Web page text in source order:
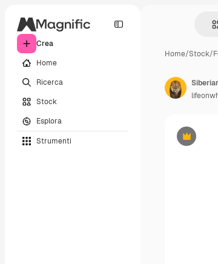
Crea
Home
Ricerca
Stock
Esplora
Strumenti
Home/Stock/
Premium